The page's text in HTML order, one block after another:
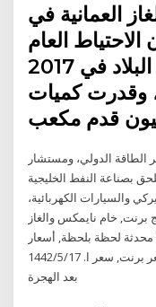
العمانية في
العام
للنفط والغاز المكثف في البلاد في 2017
وقدرت كميات
الدولي، ومستشار
بصناعة النفط الخليجية
والسيارات الكهربائية،
خام نايمكس والغاز
لحظة بلحظة, أسعار
النفط مباشر, أسعار خامات النفط اليوم, سعر برنت, سعر ا. 17‏‏/5‏‏/1442
بعد الهجرة